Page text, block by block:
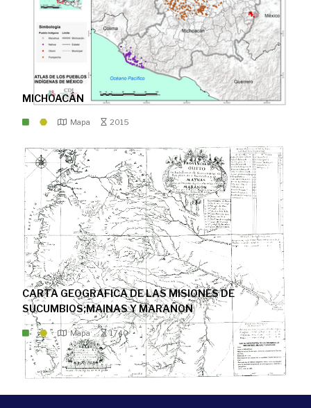
MICHOACÁN
Mapa 2015
CARTA GEOGRAFICA DE LAS MISIONES DE
SUCUMBIOS;MAINAS Y MARAÑON
Mapa 1740